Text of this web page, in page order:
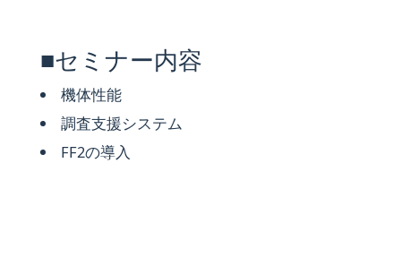
■セミナー内容
機体​性能
調査支援システム
FF2の​導入